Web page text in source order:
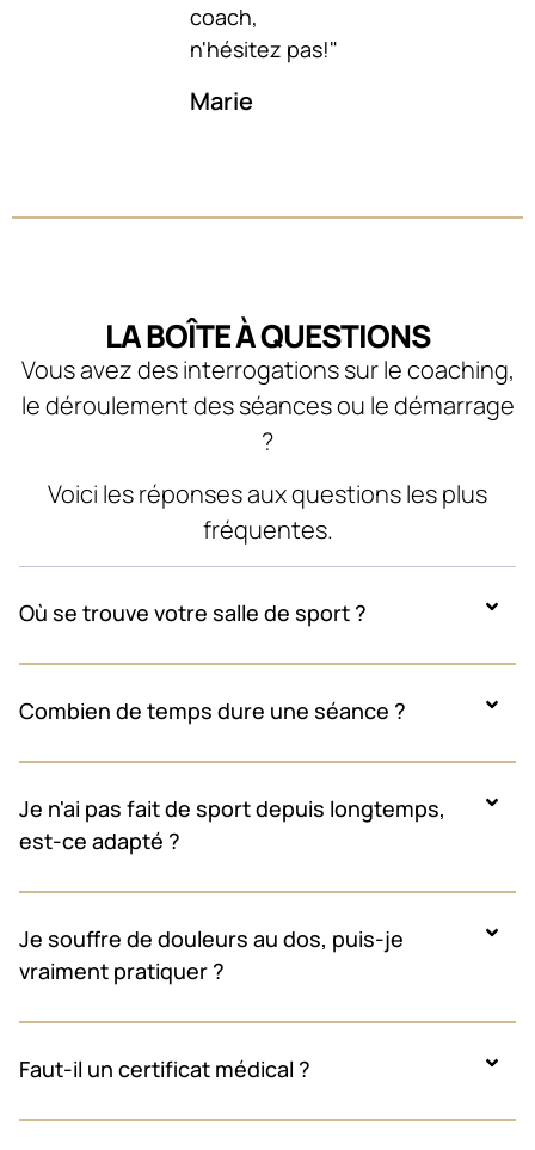
coach,
n'hésitez pas!"
Marie
LA BOÎTE À QUESTIONS
Vous avez des interrogations sur le coaching,
le déroulement des séances ou le démarrage
?
Voici les réponses aux questions les plus
fréquentes.
Où se trouve votre salle de sport ?
Combien de temps dure une séance ?
Je n'ai pas fait de sport depuis longtemps,
est-ce adapté ?
Je souffre de douleurs au dos, puis-je
vraiment pratiquer ?
Faut-il un certificat médical ?